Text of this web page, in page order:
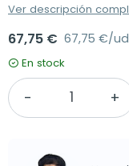
Ver descripción
67,75 € 67,75 €/ud
En stock